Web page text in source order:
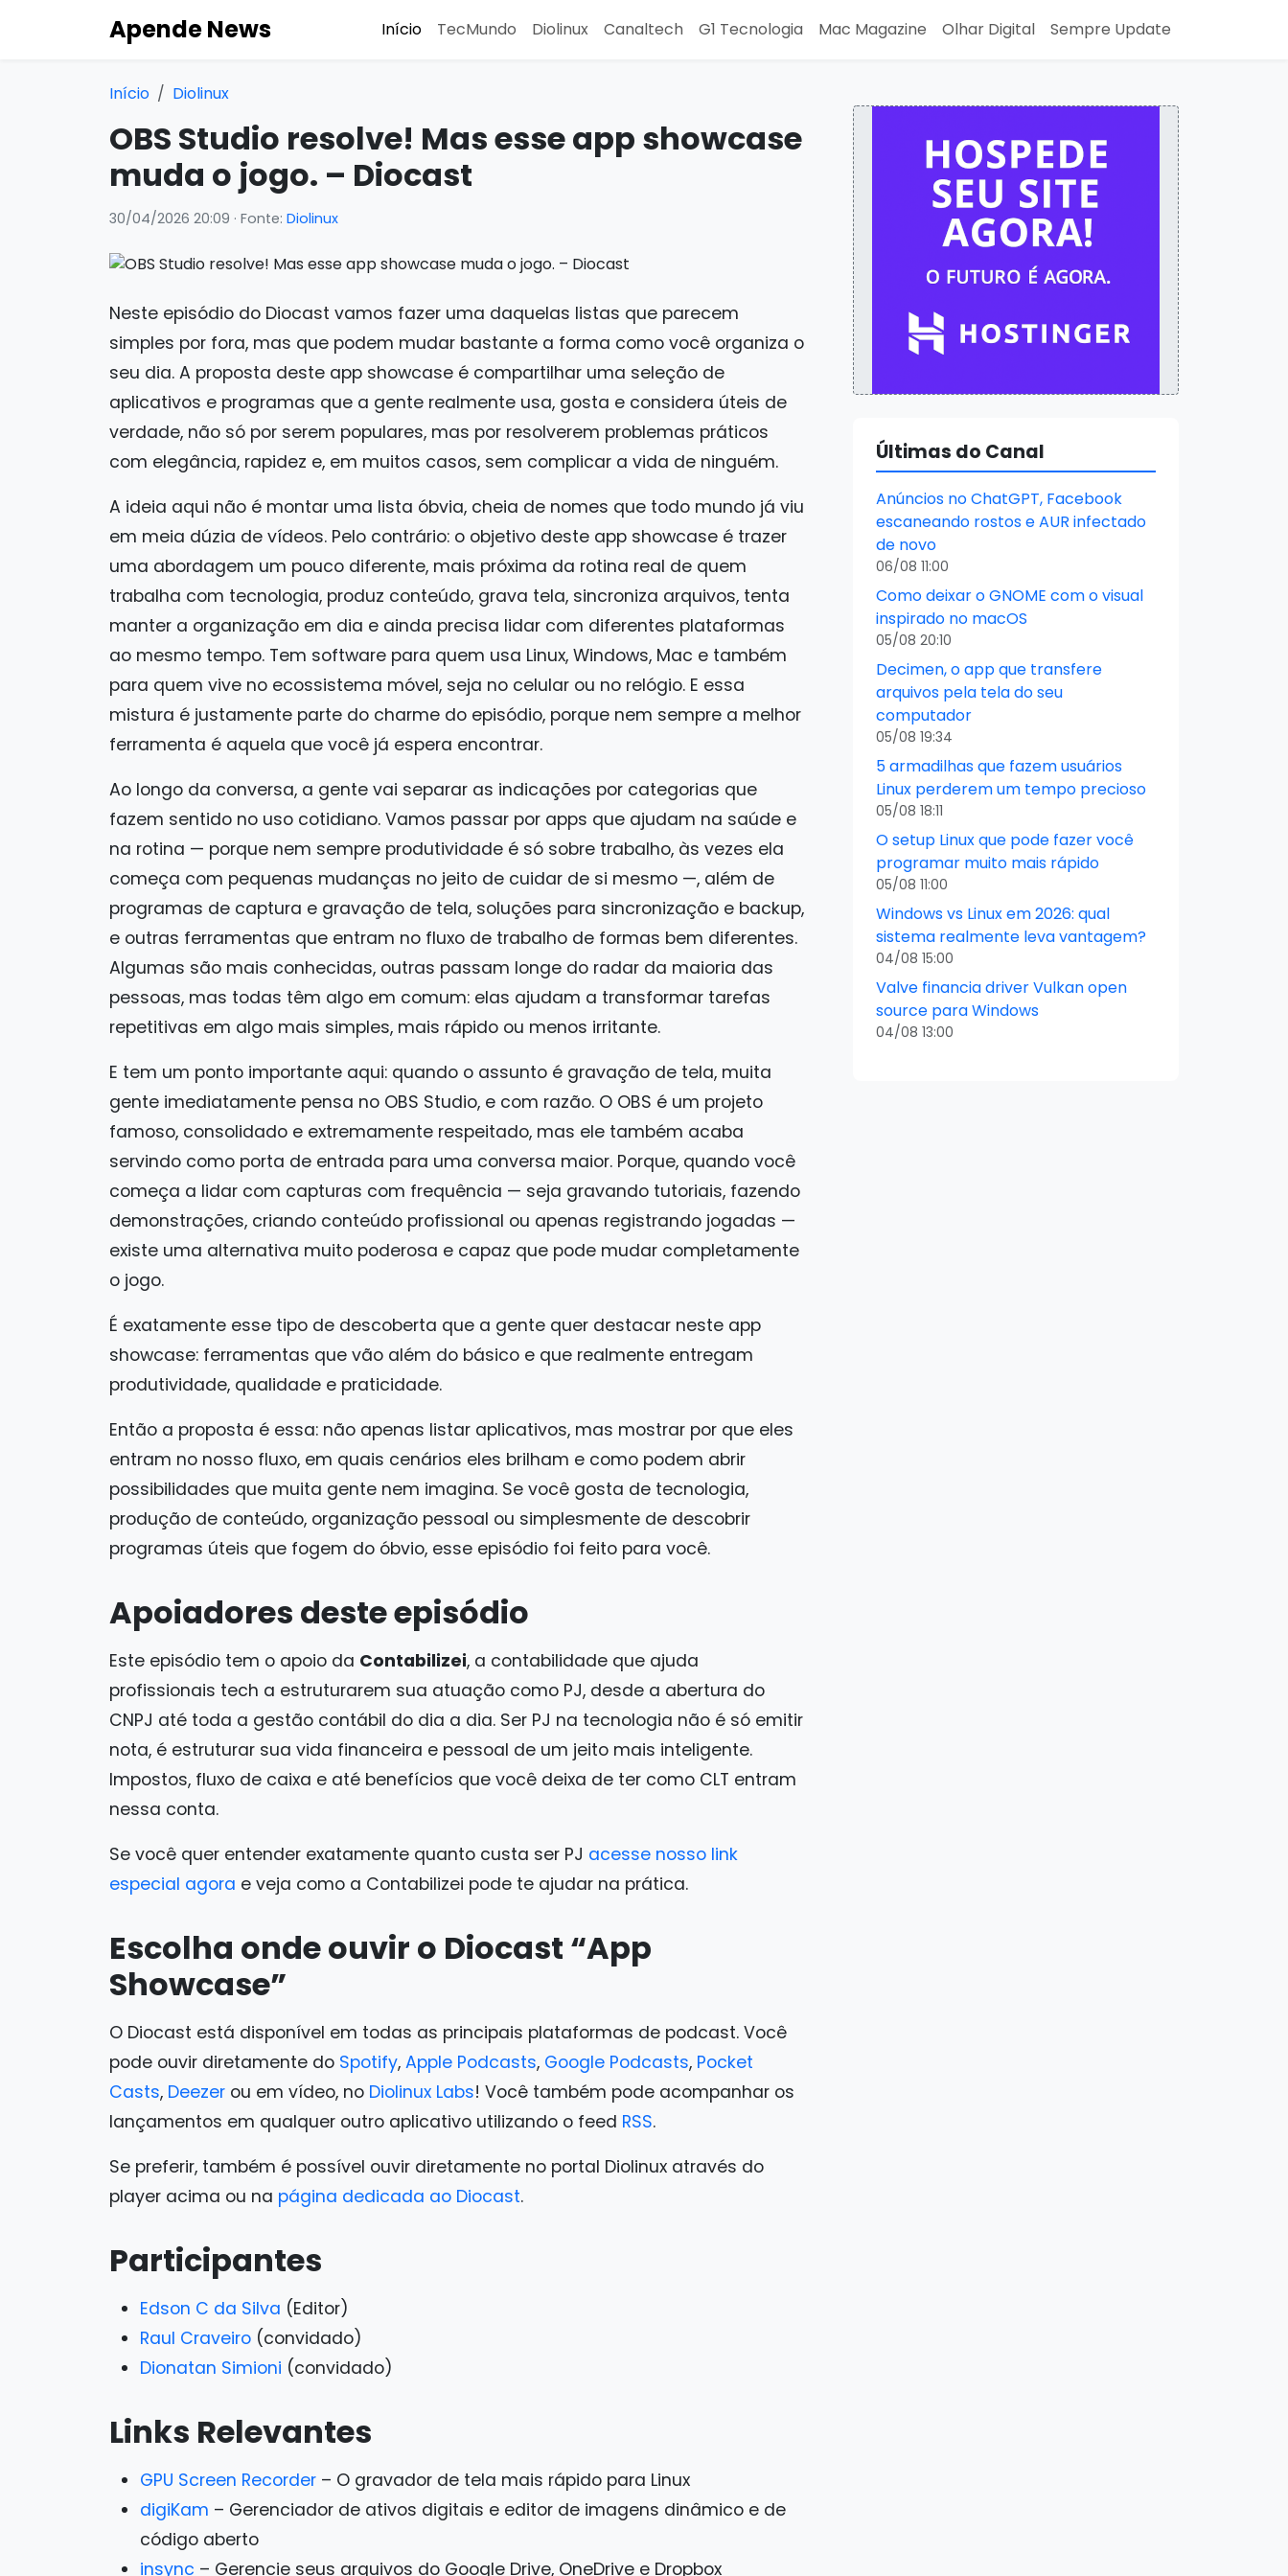
Apende News Início TecMundo Diolinux Canaltech G1 Tecnologia Mac Magazine Olhar Digital Sempre Update
Início Diolinux
OBS Studio resolve! Mas esse app showcase
muda o jogo. – Diocast
30/04/2026 20:09 · Fonte: Diolinux
Neste episódio do Diocast vamos fazer uma daquelas listas que parecem
simples por fora, mas que podem mudar bastante a forma como você organiza o
seu dia. A proposta deste app showcase é compartilhar uma seleção de
aplicativos e programas que a gente realmente usa, gosta e considera úteis de
verdade, não só por serem populares, mas por resolverem problemas práticos
com elegância, rapidez e, em muitos casos, sem complicar a vida de ninguém.
A ideia aqui não é montar uma lista óbvia, cheia de nomes que todo mundo já viu
em meia dúzia de vídeos. Pelo contrário: o objetivo deste app showcase é trazer
uma abordagem um pouco diferente, mais próxima da rotina real de quem
trabalha com tecnologia, produz conteúdo, grava tela, sincroniza arquivos, tenta
manter a organização em dia e ainda precisa lidar com diferentes plataformas
ao mesmo tempo. Tem software para quem usa Linux, Windows, Mac e também
para quem vive no ecossistema móvel, seja no celular ou no relógio. E essa
mistura é justamente parte do charme do episódio, porque nem sempre a melhor
ferramenta é aquela que você já espera encontrar.
Ao longo da conversa, a gente vai separar as indicações por categorias que
fazem sentido no uso cotidiano. Vamos passar por apps que ajudam na saúde e
na rotina — porque nem sempre produtividade é só sobre trabalho, às vezes ela
começa com pequenas mudanças no jeito de cuidar de si mesmo —, além de
programas de captura e gravação de tela, soluções para sincronização e backup,
e outras ferramentas que entram no fluxo de trabalho de formas bem diferentes.
Algumas são mais conhecidas, outras passam longe do radar da maioria das
pessoas, mas todas têm algo em comum: elas ajudam a transformar tarefas
repetitivas em algo mais simples, mais rápido ou menos irritante.
E tem um ponto importante aqui: quando o assunto é gravação de tela, muita
gente imediatamente pensa no OBS Studio, e com razão. O OBS é um projeto
famoso, consolidado e extremamente respeitado, mas ele também acaba
servindo como porta de entrada para uma conversa maior. Porque, quando você
começa a lidar com capturas com frequência — seja gravando tutoriais, fazendo
demonstrações, criando conteúdo profissional ou apenas registrando jogadas —
existe uma alternativa muito poderosa e capaz que pode mudar completamente
o jogo.
É exatamente esse tipo de descoberta que a gente quer destacar neste app
showcase: ferramentas que vão além do básico e que realmente entregam
produtividade, qualidade e praticidade.
Então a proposta é essa: não apenas listar aplicativos, mas mostrar por que eles
entram no nosso fluxo, em quais cenários eles brilham e como podem abrir
possibilidades que muita gente nem imagina. Se você gosta de tecnologia,
produção de conteúdo, organização pessoal ou simplesmente de descobrir
programas úteis que fogem do óbvio, esse episódio foi feito para você.
Apoiadores deste episódio
Este episódio tem o apoio da Contabilizei, a contabilidade que ajuda
profissionais tech a estruturarem sua atuação como PJ, desde a abertura do
CNPJ até toda a gestão contábil do dia a dia. Ser PJ na tecnologia não é só emitir
nota, é estruturar sua vida financeira e pessoal de um jeito mais inteligente.
Impostos, fluxo de caixa e até benefícios que você deixa de ter como CLT entram
nessa conta.
Se você quer entender exatamente quanto custa ser PJ acesse nosso link
especial agora e veja como a Contabilizei pode te ajudar na prática.
Escolha onde ouvir o Diocast “App
Showcase”
O Diocast está disponível em todas as principais plataformas de podcast. Você
pode ouvir diretamente do Spotify, Apple Podcasts, Google Podcasts, Pocket
Casts, Deezer ou em vídeo, no Diolinux Labs! Você também pode acompanhar os
lançamentos em qualquer outro aplicativo utilizando o feed RSS.
Se preferir, também é possível ouvir diretamente no portal Diolinux através do
player acima ou na página dedicada ao Diocast.
Participantes
Edson C da Silva (Editor)
Raul Craveiro (convidado)
Dionatan Simioni (convidado)
Links Relevantes
GPU Screen Recorder – O gravador de tela mais rápido para Linux
digiKam – Gerenciador de ativos digitais e editor de imagens dinâmico e de
código aberto
insync – Gerencie seus arquivos do Google Drive, OneDrive e Dropbox
Últimas do Canal
Anúncios no ChatGPT, Facebook
escaneando rostos e AUR infectado
de novo
06/08 11:00
Como deixar o GNOME com o visual
inspirado no macOS
05/08 20:10
Decimen, o app que transfere
arquivos pela tela do seu
computador
05/08 19:34
5 armadilhas que fazem usuários
Linux perderem um tempo precioso
05/08 18:11
O setup Linux que pode fazer você
programar muito mais rápido
05/08 11:00
Windows vs Linux em 2026: qual
sistema realmente leva vantagem?
04/08 15:00
Valve financia driver Vulkan open
source para Windows
04/08 13:00